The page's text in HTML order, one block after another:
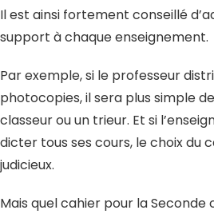
Il est ainsi fortement conseillé
support à chaque enseignement.
Par exemple, si le professeur
photocopies, il sera plus simple
classeur ou un trieur. Et si
dicter tous ses cours, le choix du
judicieux.
Mais quel cahier pour la Seconde